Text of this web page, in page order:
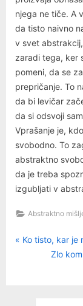
njega ne tiče. A
da tisto naivno
v svet
zaradi tega, ker
pomeni, da se
prepričanje. To
da bi levičar
da si odsvoji
Vprašanje je,
svobodno. To
abstraktno
da je treba
izgubljati v
Abstraktno
P
Ko tisto, kar je
N
Zlo